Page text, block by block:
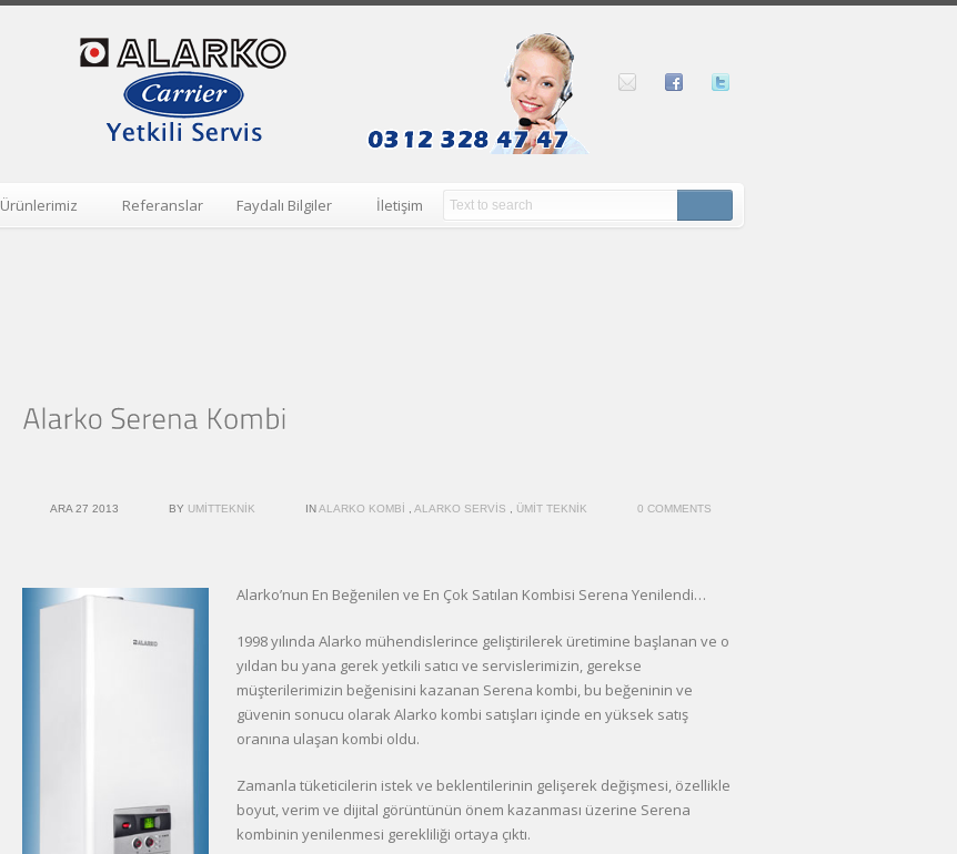
Ürünlerimiz Referanslar Faydalı Bilgiler İletişim
ARA 27 2013 BY UMITTEKNIK INALARKO KOMBI ALARKO SERVIS ÜMIT TEKNIK 0 COMMENTS
Alarko’nun En Beğenilen ve En Çok Satılan Kombisi Serena Yenilendi…
1998 yılında Alarko mühendislerince geliştirilerek üretimine başlanan ve o
yıldan bu yana gerek yetkili satıcı ve servislerimizin, gerekse
müşterilerimizin beğenisini kazanan Serena kombi, bu beğeninin ve
güvenin sonucu olarak Alarko kombi satışları içinde en yüksek satış
oranına ulaşan kombi oldu.
Zamanla tüketicilerin istek ve beklentilerinin gelişerek değişmesi, özellikle
boyut, verim ve dijital görüntünün önem kazanması üzerine Serena
kombinin yenilenmesi gerekliliği ortaya çıktı.